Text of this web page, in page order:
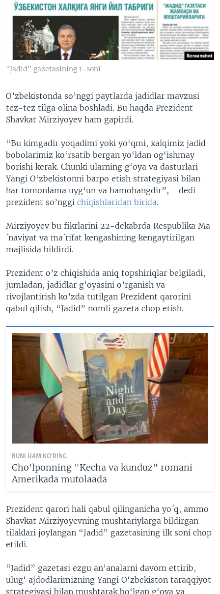
VIDEO
XABARLAR SURATLARDA
ODNOKLASSNIKI
TELEGRAM
TWITTER
SOUNDCLOUD
VOA
"Jadid" gazetasining 1-soni
O’zbekistonda so’nggi paytlarda jadidlar mavzusi
tez-tez tilga olina boshladi. Bu haqda Prezident
Shavkat Mirziyoyev ham gapirdi.
“Bu kimgadir yoqadimi yoki yo‘qmi, xalqimiz jadid
bobolarimiz ko‘rsatib bergan yo‘ldan og‘ishmay
borishi kerak. Chunki ularning g‘oya va dasturlari
Yangi O‘zbekistonni barpo etish strategiyasi bilan
har tomonlama uyg‘un va hamohangdir”, - dedi
prezident so’nggi chiqishlaridan birida.
Mirziyoyev bu fikrlarini 22-dekabrda Respublika Ma
´naviyat va ma´rifat kengashining kengaytirilgan
majlisida bildirdi.
Prezident o’z chiqishida aniq topshiriqlar belgiladi,
jumladan, jadidlar g’oyasini o’rganish va
rivojlantirish ko’zda tutilgan Prezident qarorini
qabul qilish, “Jadid” nomli gazeta chop etish.
BUNI HAM KO'RING
Cho'lponning "Kecha va kunduz" romani
Amerikada mutolaada
Prezident qarori hali qabul qilinganicha yo´q, ammo
Shavkat Mirziyoyevning mushtariylarga bildirgan
tilaklari joylangan “Jadid” gazetasining ilk soni chop
etildi.
“Jadid” gazetasi ezgu an’analarni davom ettirib,
ulug‘ ajdodlarimizning Yangi O‘zbekiston taraqqiyot
strategiyasi bilan mushtarak bo‘lgan g‘oya va